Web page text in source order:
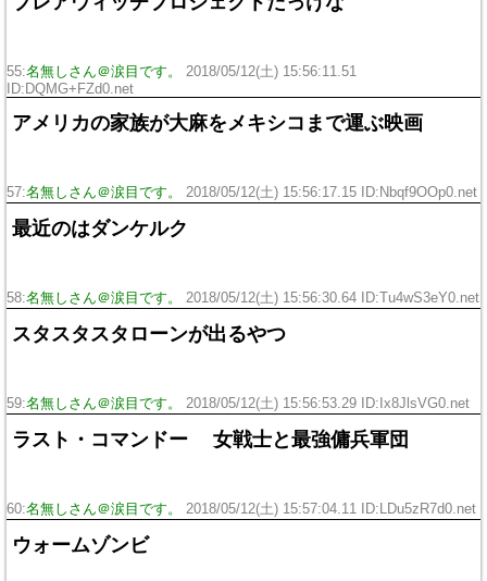
55:名無しさん＠涙目です。
2018/05/12(土) 15:56:11.51
ID:DQMG+FZd0.net
アメリカの家族が大麻をメキシコまで運ぶ映画
57:名無しさん＠涙目です。 2018/05/12(土) 15:56:17.15 ID:Nbqf9OOp0.net
最近のはダンケルク
58:名無しさん＠涙目です。 2018/05/12(土) 15:56:30.64 ID:Tu4wS3eY0.net
スタスタスタローンが出るやつ
59:名無しさん＠涙目です。 2018/05/12(土) 15:56:53.29 ID:Ix8JlsVG0.net
ラスト・コマンドー 女戦士と最強傭兵軍団
60:名無しさん＠涙目です。 2018/05/12(土) 15:57:04.11 ID:LDu5zR7d0.net
ウォームゾンビ